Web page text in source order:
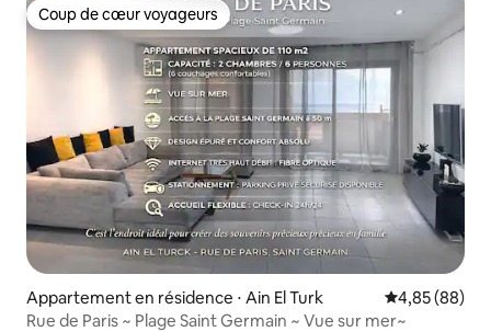
Coup de cœur voyageurs
Coup de cœur voyageurs
Appartement en résidence ⋅ Ain El Turk Évaluation
4,85 (88)
Rue de Paris ~ Plage Saint Germain ~ Vue sur mer~